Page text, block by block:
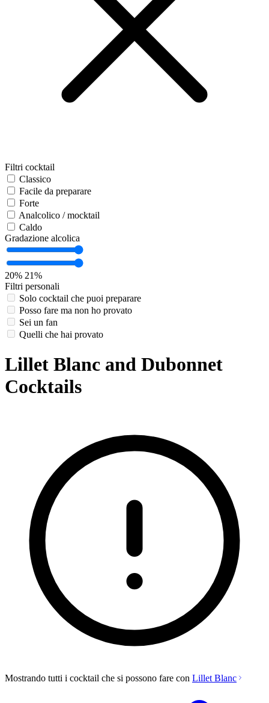
Filtri cocktail
Classico
Facile da preparare
Forte
Analcolico / mocktail
Caldo
Gradazione alcolica
20% 21%
Filtri personali
Solo cocktail che puoi preparare
Posso fare ma non ho provato
Sei un fan
Quelli che hai provato
Lillet Blanc and Dubonnet
Cocktails
Mostrando tutti i cocktail che si possono fare con Lillet Blanc